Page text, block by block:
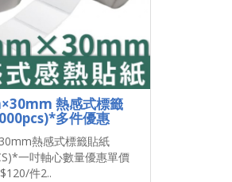
熱感式標籤
多件優惠
熱感式標籤貼紙
一吋軸心數量優惠單價
件2..